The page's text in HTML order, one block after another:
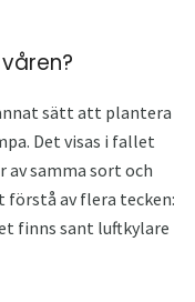
sätt att plantera
Det visas i fallet
samma sort och
förstå av flera tecken:
finns sant luftkylare